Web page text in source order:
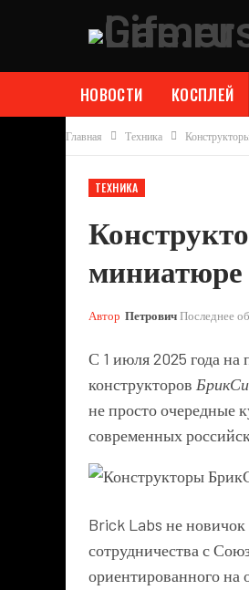
НОВОСТИ КОСПЛЕЙ
Главная Техника
ТЕХНИКА
миниатюре
Автор ПетровичПоследнее
С 1 июля 2025 года на
конструкторов
не просто очередные
современных
Brick Labs не новичок
сотрудничества с
ориентированного на